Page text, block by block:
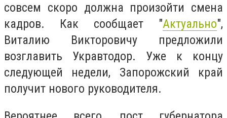
совсем скоро должна произойти смена
кадров. Как сообщает "Актуально",
Виталию Викторовичу предложили
возглавить Укравтодор. Уже к концу
следующей недели, Запорожский край
получит нового руководителя.